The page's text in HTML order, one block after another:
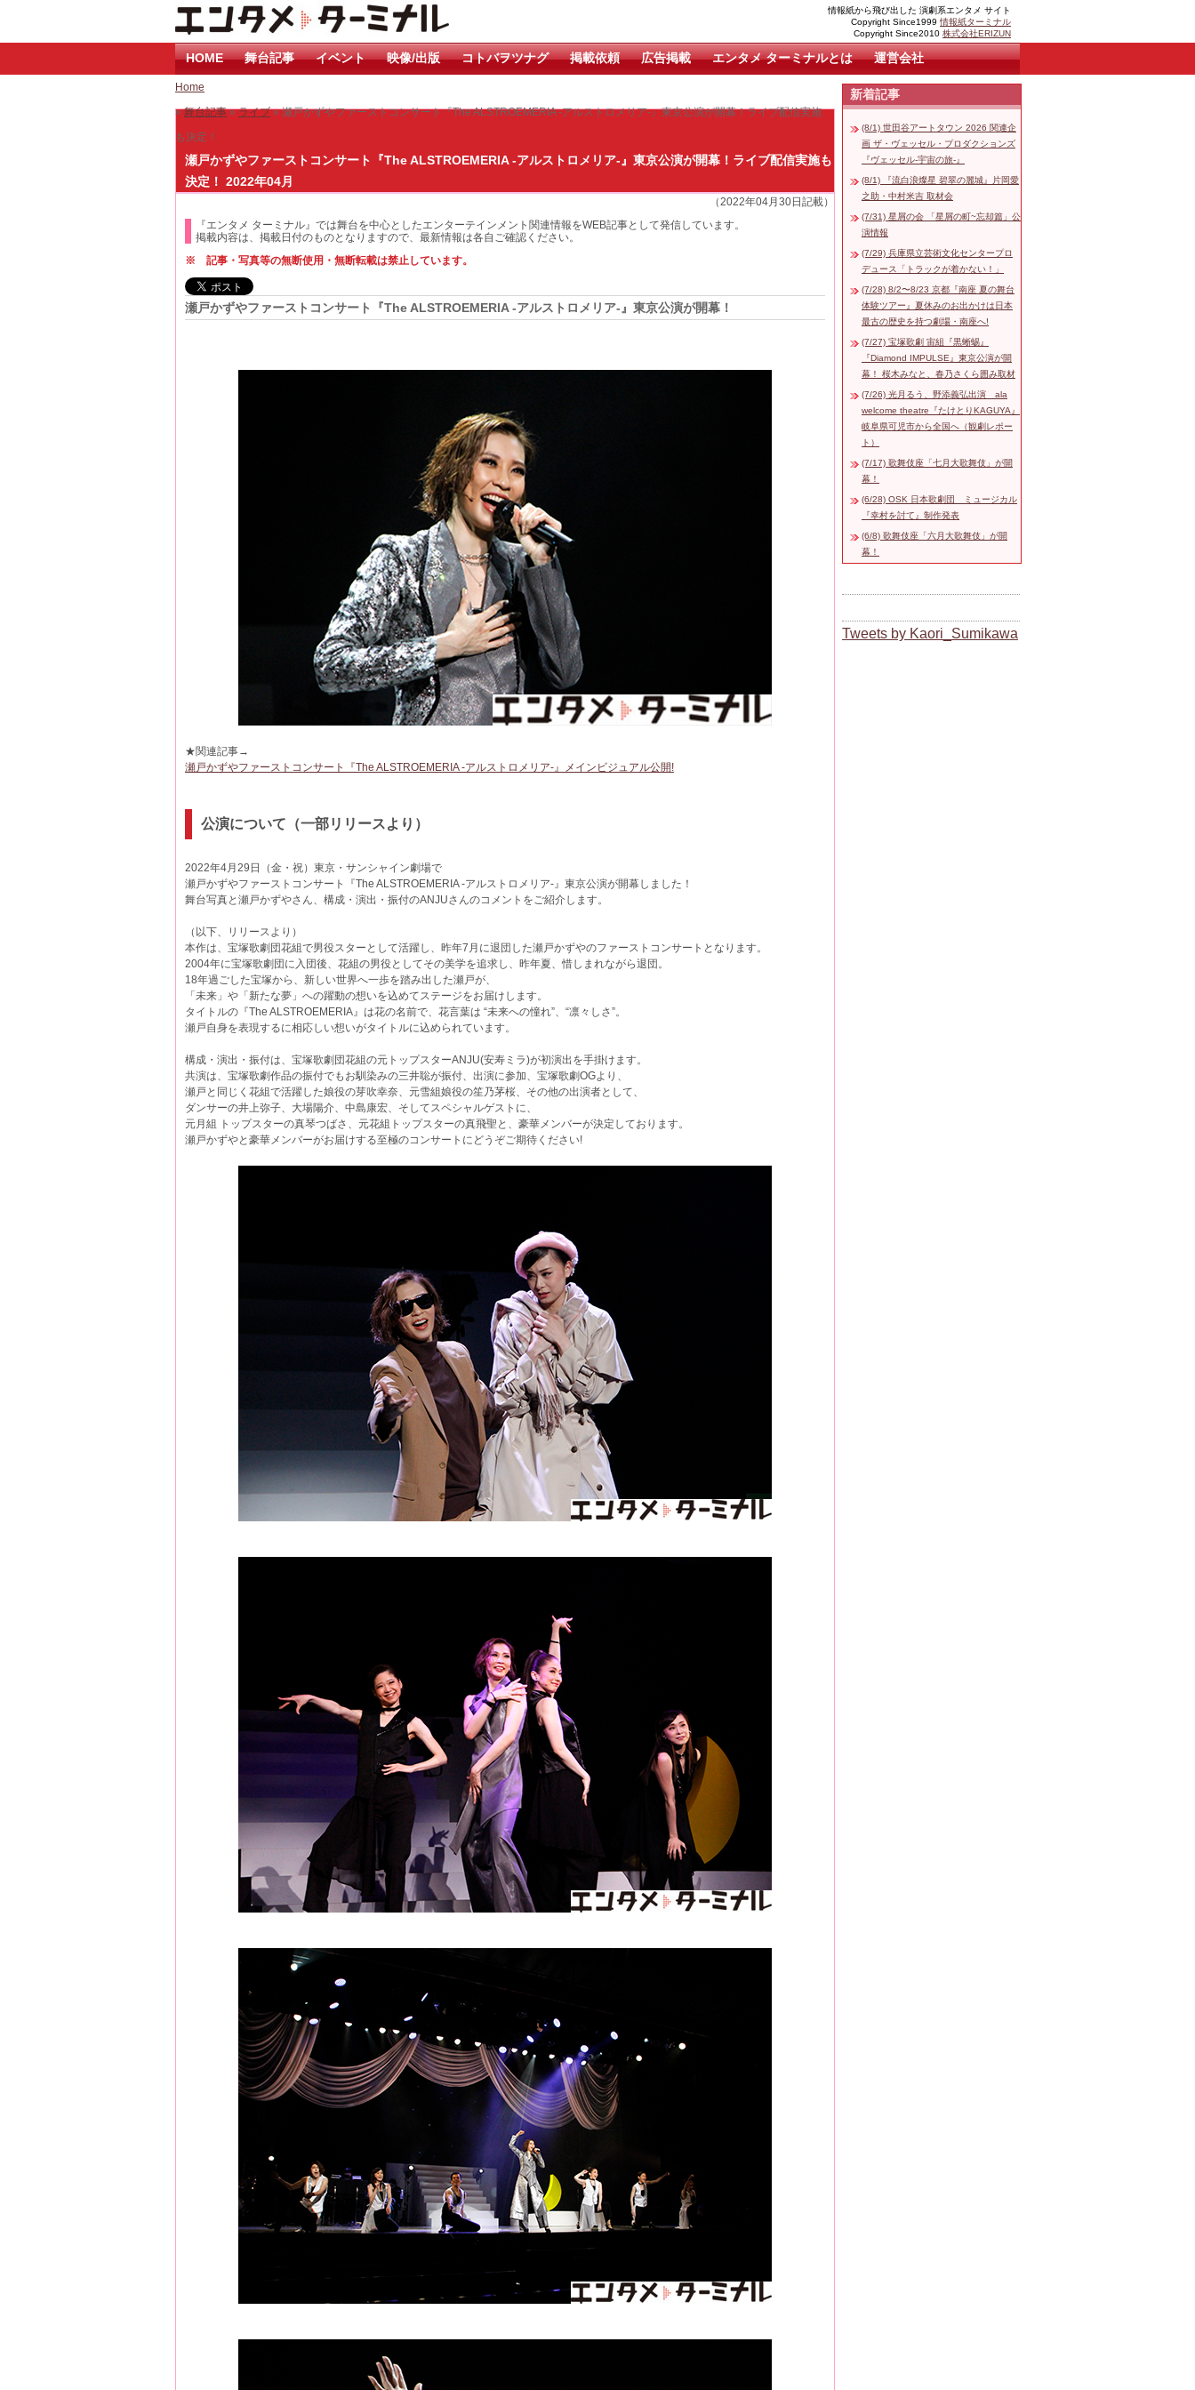
情報紙から飛び出した 演劇系エンタメ サイト
Copyright Since1999 情報紙ターミナル
Copyright Since2010 株式会社ERIZUN
HOME 舞台記事 イベント 映像/出版 コトバヲツナグ 掲載依頼 広告掲載 エンタメ ターミナルとは 運営会社
Home
»舞台記事»ライブ» 瀬戸かずやファーストコンサート『The ALSTROEMERIA -アルストロメリア-』東京公演が開幕！ライブ配信実施
も決定！
瀬戸かずやファーストコンサート『The ALSTROEMERIA -アルストロメリア-』東京公演が開幕！ライブ配信実施も
決定！ 2022年04月
（2022年04月30日記載）
『エンタメ ターミナル』では舞台を中心としたエンターテインメント関連情報をWEB記事として発信しています。
掲載内容は、掲載日付のものとなりますので、最新情報は各自ご確認ください。
※ 記事・写真等の無断使用・無断転載は禁止しています。
瀬戸かずやファーストコンサート『The ALSTROEMERIA -アルストロメリア-』東京公演が開幕！
★関連記事→
瀬戸かずやファーストコンサート『The ALSTROEMERIA -アルストロメリア-』メインビジュアル公開!
公演について（一部リリースより）
2022年4月29日（金・祝）東京・サンシャイン劇場で
瀬戸かずやファーストコンサート『The ALSTROEMERIA -アルストロメリア-』東京公演が開幕しました！
舞台写真と瀬戸かずやさん、構成・演出・振付のANJUさんのコメントをご紹介します。
（以下、リリースより）
本作は、宝塚歌劇団花組で男役スターとして活躍し、昨年7月に退団した瀬戸かずやのファーストコンサートとなります。
2004年に宝塚歌劇団に入団後、花組の男役としてその美学を追求し、昨年夏、惜しまれながら退団。
18年過ごした宝塚から、新しい世界へ一歩を踏み出した瀬戸が、
「未来」や「新たな夢」への躍動の想いを込めてステージをお届けします。
タイトルの『The ALSTROEMERIA』は花の名前で、花言葉は “未来への憧れ”、“凛々しさ”。
瀬戸自身を表現するに相応しい想いがタイトルに込められています。
構成・演出・振付は、宝塚歌劇団花組の元トップスターANJU(安寿ミラ)が初演出を手掛けます。
共演は、宝塚歌劇作品の振付でもお馴染みの三井聡が振付、出演に参加、宝塚歌劇OGより、
瀬戸と同じく花組で活躍した娘役の芽吹幸奈、元雪組娘役の笙乃茅桜、その他の出演者として、
ダンサーの井上弥子、大場陽介、中島康宏、そしてスペシャルゲストに、
元月組 トップスターの真琴つばさ、元花組トップスターの真飛聖と、豪華メンバーが決定しております。
瀬戸かずやと豪華メンバーがお届けする至極のコンサートにどうぞご期待ください!
新着記事
(8/1) 世田谷アートタウン 2026 関連企
画 ザ・ヴェッセル・プロダクションズ
『ヴェッセル-宇宙の旅-』
(8/1) 『流白浪燦星 碧翠の麗城』片岡愛
之助・中村米吉 取材会
(7/31) 星屑の会 「星屑の町~忘却篇」公
演情報
(7/29) 兵庫県立芸術文化センタープロ
デュース「トラックが着かない！」
(7/28) 8/2〜8/23 京都『南座 夏の舞台
体験ツアー』夏休みのお出かけは日本
最古の歴史を持つ劇場・南座へ!
(7/27) 宝塚歌劇 宙組『黒蜥蜴』
『Diamond IMPULSE』東京公演が開
幕！ 桜木みなと、春乃さくら囲み取材
(7/26) 光月るう、野添義弘出演 ala
welcome theatre『たけとりKAGUYA』
岐阜県可児市から全国へ（観劇レポー
ト）
(7/17) 歌舞伎座「七月大歌舞伎」が開
幕！
(6/28) OSK 日本歌劇団 ミュージカル
『幸村を討て』制作発表
(6/8) 歌舞伎座「六月大歌舞伎」が開
幕！
Tweets by Kaori_Sumikawa